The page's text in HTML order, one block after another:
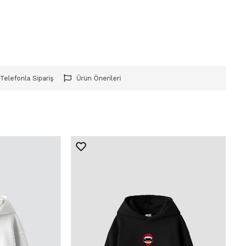
Telefonla Sipariş Ürün Önerileri